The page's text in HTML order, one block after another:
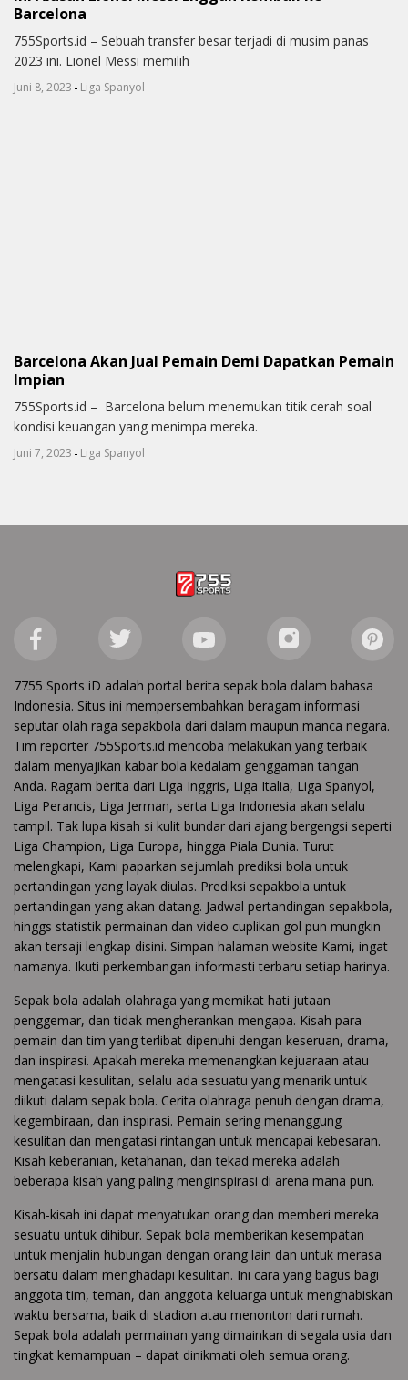
Barcelona
755Sports.id – Sebuah transfer besar terjadi di musim panas
2023 ini. Lionel Messi memilih
Juni 8, 2023 - Liga Spanyol
Barcelona Akan Jual Pemain Demi Dapatkan Pemain
Impian
755Sports.id – Barcelona belum menemukan titik cerah soal
kondisi keuangan yang menimpa mereka.
Juni 7, 2023 - Liga Spanyol
7755 Sports iD adalah portal berita sepak bola dalam bahasa
Indonesia. Situs ini mempersembahkan beragam informasi
seputar olah raga sepakbola dari dalam maupun manca negara.
Tim reporter 755Sports.id mencoba melakukan yang terbaik
dalam menyajikan kabar bola kedalam genggaman tangan
Anda. Ragam berita dari Liga Inggris, Liga Italia, Liga Spanyol,
Liga Perancis, Liga Jerman, serta Liga Indonesia akan selalu
tampil. Tak lupa kisah si kulit bundar dari ajang bergengsi seperti
Liga Champion, Liga Europa, hingga Piala Dunia. Turut
melengkapi, Kami paparkan sejumlah prediksi bola untuk
pertandingan yang layak diulas. Prediksi sepakbola untuk
pertandingan yang akan datang. Jadwal pertandingan sepakbola,
hinggs statistik permainan dan video cuplikan gol pun mungkin
akan tersaji lengkap disini. Simpan halaman website Kami, ingat
namanya. Ikuti perkembangan informasti terbaru setiap harinya.
Sepak bola adalah olahraga yang memikat hati jutaan
penggemar, dan tidak mengherankan mengapa. Kisah para
pemain dan tim yang terlibat dipenuhi dengan keseruan, drama,
dan inspirasi. Apakah mereka memenangkan kejuaraan atau
mengatasi kesulitan, selalu ada sesuatu yang menarik untuk
diikuti dalam sepak bola. Cerita olahraga penuh dengan drama,
kegembiraan, dan inspirasi. Pemain sering menanggung
kesulitan dan mengatasi rintangan untuk mencapai kebesaran.
Kisah keberanian, ketahanan, dan tekad mereka adalah
beberapa kisah yang paling menginspirasi di arena mana pun.
Kisah-kisah ini dapat menyatukan orang dan memberi mereka
sesuatu untuk dihibur. Sepak bola memberikan kesempatan
untuk menjalin hubungan dengan orang lain dan untuk merasa
bersatu dalam menghadapi kesulitan. Ini cara yang bagus bagi
anggota tim, teman, dan anggota keluarga untuk menghabiskan
waktu bersama, baik di stadion atau menonton dari rumah.
Sepak bola adalah permainan yang dimainkan di segala usia dan
tingkat kemampuan – dapat dinikmati oleh semua orang.